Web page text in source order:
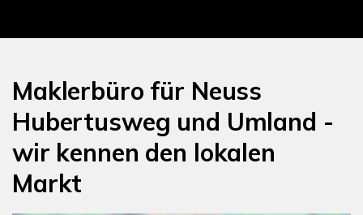
Maklerbüro für Neuss
Hubertusweg und Umland -
wir kennen den lokalen
Markt